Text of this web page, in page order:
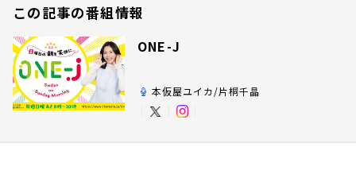
この記事の番組情報
ONE-J
本仮屋ユイカ/片桐千晶